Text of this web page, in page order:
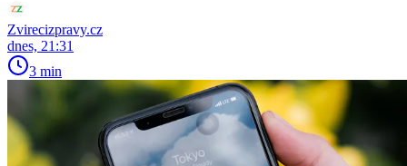
Zvirecizpravy.cz
dnes, 21:31
3 min